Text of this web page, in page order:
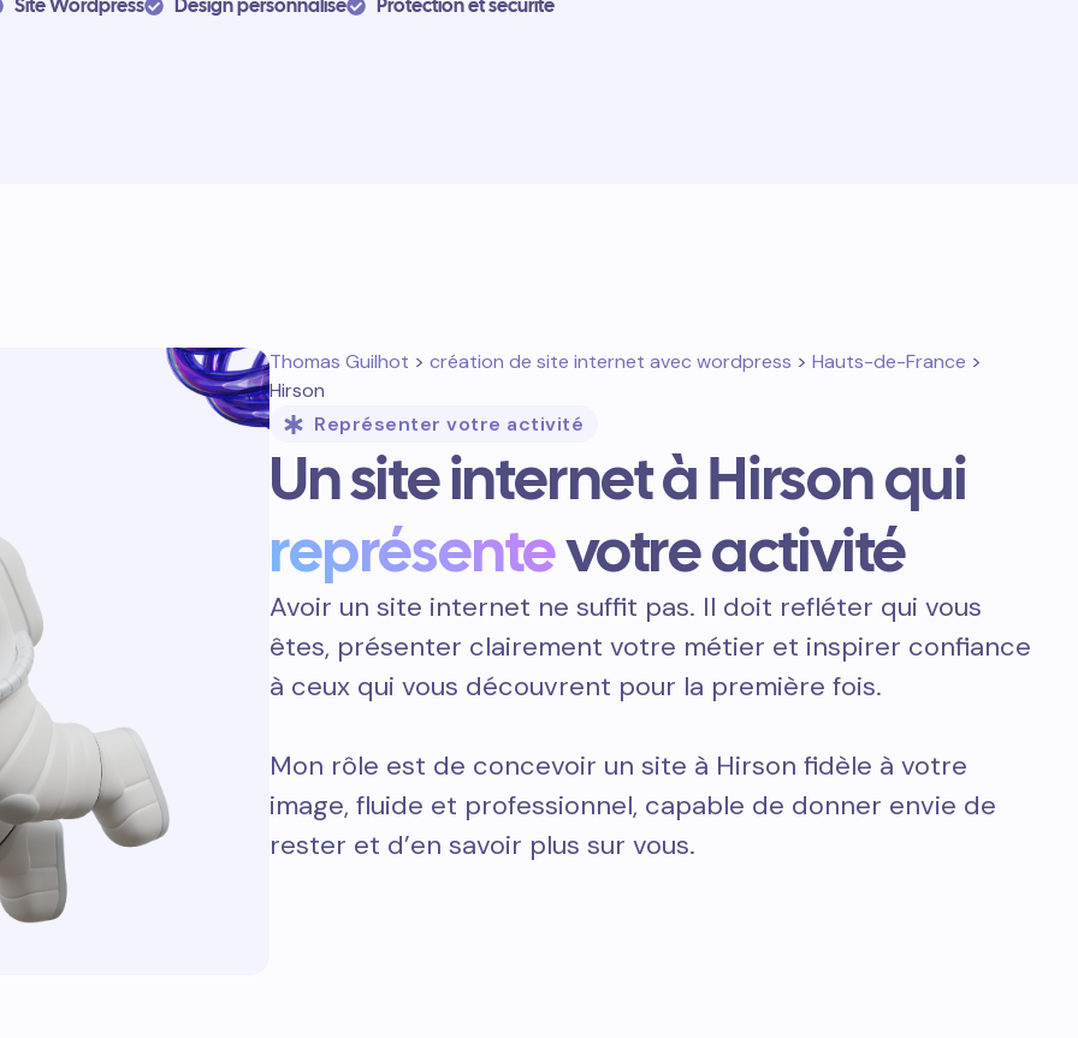
Site Wordpress Design personnalisé Protection et sécurité
Thomas Guilhot > création de site internet avec wordpress > Hauts-de-France >
Hirson
Représenter votre activité
Un site internet à Hirson qui
représentevotre activité
Avoir un site internet ne suffit pas. Il doit refléter qui vous
êtes, présenter clairement votre métier et inspirer confiance
à ceux qui vous découvrent pour la première fois.
Mon rôle est de concevoir un site à Hirson fidèle à votre
image, fluide et professionnel, capable de donner envie de
rester et d’en savoir plus sur vous.